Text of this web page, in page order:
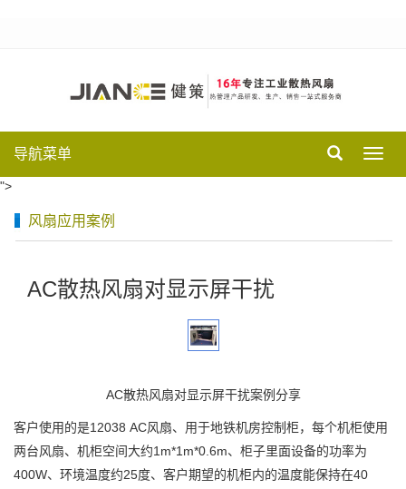
导航菜单
">
风扇应用案例
AC散热风扇对显示屏干扰
AC散热风扇对显示屏干扰案例分享
客户使用的是12038 AC风扇、用于地铁机房控制柜，每个机柜使用
两台风扇、机柜空间大约1m*1m*0.6m、柜子里面设备的功率为
400W、环境温度约25度、客户期望的机柜内的温度能保持在40